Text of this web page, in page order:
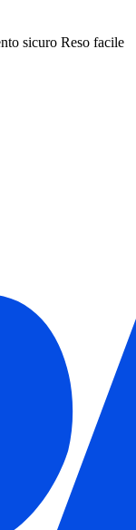
sicuro Reso facile